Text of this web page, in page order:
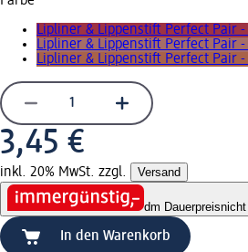
Lipliner & Lippenstift Perfect Pair
Lipliner & Lippenstift Perfect Pair
Lipliner & Lippenstift Perfect Pair -
3,45 €
inkl. 20% MwSt. zzgl. Versand
dm Dauerpreis
In den Warenkorb